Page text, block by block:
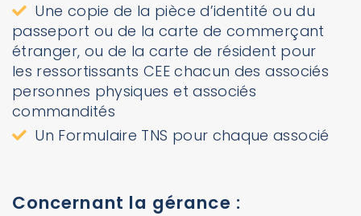
Une copie de la pièce d’identité ou du
passeport ou de la carte de commerçant
étranger, ou de la carte de résident pour
les ressortissants CEE chacun des associés
personnes physiques et associés
commandités
Un Formulaire TNS pour chaque associé
Concernant la gérance :